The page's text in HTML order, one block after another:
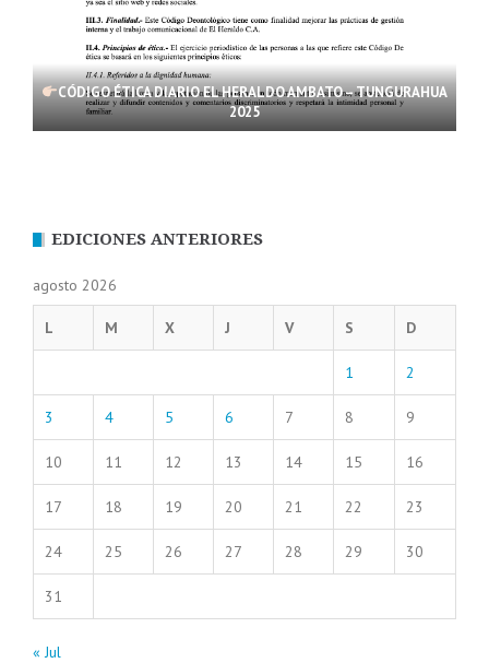
CÓDIGO ÉTICA DIARIO EL HERALDO AMBATO – TUNGURAHUA
2025
EDICIONES ANTERIORES
agosto 2026
L M X J V S D
1 2
3 4 5 6 7 8 9
10 11 12 13 14 15 16
17 18 19 20 21 22 23
24 25 26 27 28 29 30
31
« Jul